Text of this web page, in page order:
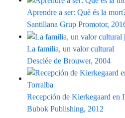
Aprendre a ser: Què és la
Santillana Grup Promotor,
La familia, un valor cultural
Desclée de Brouwer, 2004
Recepción de Kierkegaard en
Bubok Publishing, 2012